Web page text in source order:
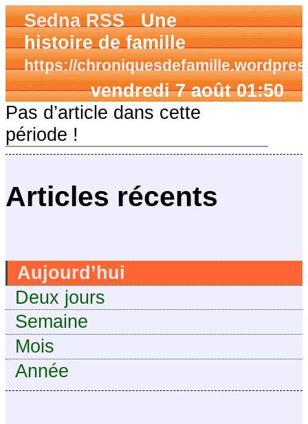
Sedna RSSUne
histoire de famille
https://
vendredi 7 août 01:50
Articles récents
Aujourd’hui
Deux jours
Semaine
Mois
Année
Pas d’article dans cette
période !